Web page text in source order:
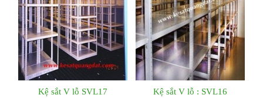
Kệ sắt V lỗ SVL17 Kệ sắt V lỗ : SVL16